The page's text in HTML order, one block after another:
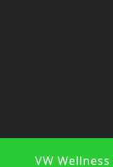
VW